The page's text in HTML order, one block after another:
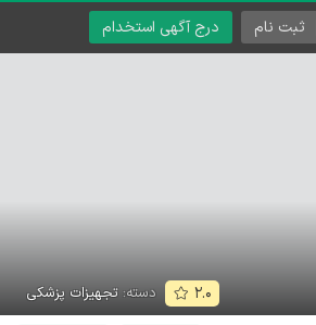
درج آگهی استخدام ثبت نام
۲.۰ دسته: تجهیزات پزشکی